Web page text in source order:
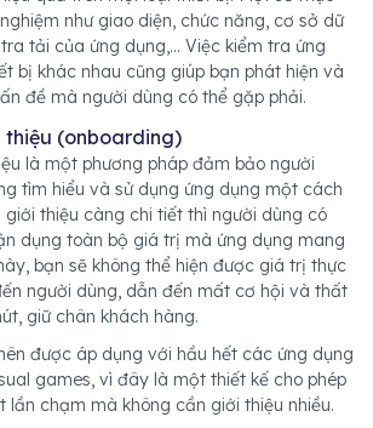
như giao diện, chức năng, cơ sở dữ
tải của ứng dụng,... Việc kiểm tra ứng
bị khác nhau cũng giúp bạn phát hiện và
đề mà người dùng có thể gặp phải.
thiệu (onboarding)
là một phương pháp đảm bảo người
tìm hiểu và sử dụng ứng dụng một cách
giới thiệu càng chi tiết thì người dùng có
dụng toàn bộ giá trị mà ứng dụng mang
bạn sẽ không thể hiện được giá trị thực
người dùng, dẫn đến mất cơ hội và thất
giữ chân khách hàng.
được áp dụng với hầu hết các ứng dụng
games, vì đây là một thiết kế cho phép
lần chạm mà không cần giới thiệu nhiều.